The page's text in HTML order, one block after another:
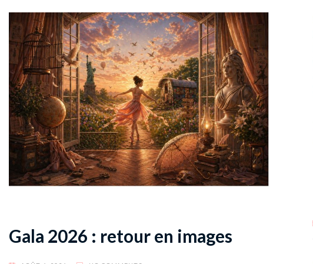
Gala 2026 : retour en images